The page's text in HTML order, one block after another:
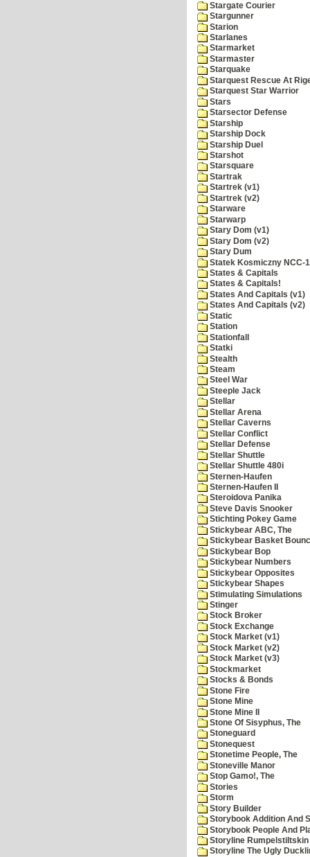
Stargate Courier
Stargunner
Starion
Starlanes
Starmarket
Starmaster
Starquake
Starquest Rescue At
Starquest Star Warrior
Stars
Starsector Defense
Starship
Starship Dock
Starship Duel
Starshot
Starsquare
Startrak
Startrek (v1)
Startrek (v2)
Starware
Starwarp
Stary Dom (v1)
Stary Dom (v2)
Stary Dum
Statek Kosmiczny NCC-
States & Capitals
States & Capitals!
States And Capitals (v1)
States And Capitals (v2)
Static
Station
Stationfall
Statki
Stealth
Steam
Steel War
Steeple Jack
Stellar
Stellar Arena
Stellar Caverns
Stellar Conflict
Stellar Defense
Stellar Shuttle
Stellar Shuttle 480i
Sternen-Haufen
Sternen-Haufen II
Steroidova Panika
Steve Davis Snooker
Stichting Pokey Game
Stickybear ABC, The
Stickybear Basket
Stickybear Bop
Stickybear Numbers
Stickybear Opposites
Stickybear Shapes
Stimulating Simulations
Stinger
Stock Broker
Stock Exchange
Stock Market (v1)
Stock Market (v2)
Stock Market (v3)
Stockmarket
Stocks & Bonds
Stone Fire
Stone Mine
Stone Mine II
Stone Of Sisyphus, The
Stoneguard
Stonequest
Stonetime People, The
Stoneville Manor
Stop Gamo!, The
Stories
Storm
Story Builder
Storybook Addition And
Storybook People And
Storyline Rumpelstiltskin
Storyline The Ugly